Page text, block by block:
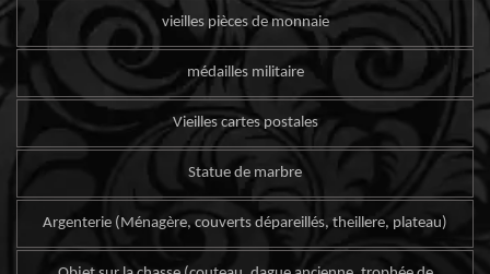
vieilles pièces de monnaie
médailles militaire
Vieilles cartes postales
Statue de marbre
Argenterie (Ménagère, couverts dépareillés, theillere, plateau)